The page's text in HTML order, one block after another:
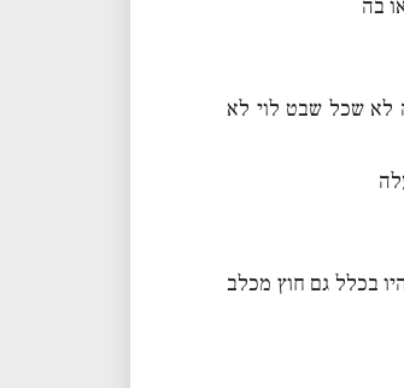
בה
לא שכל שבט לוי לא
בכלל גם חוץ מכלב